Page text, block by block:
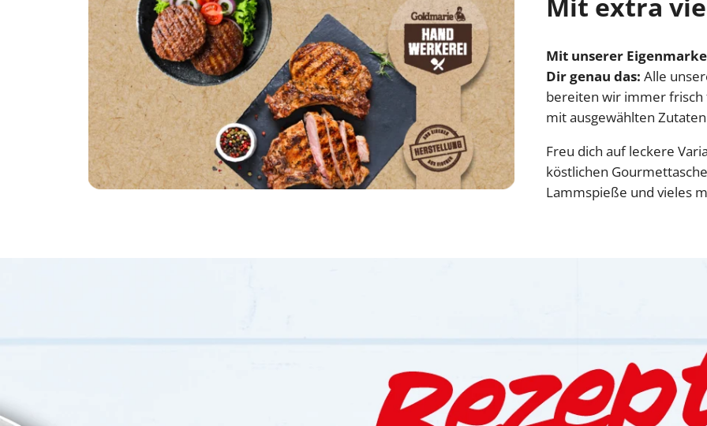
Mit unserer
Dir genau das: Alle
bereiten wir immer frisch
mit ausgewählten
Freu dich auf leckere
köstlichen
Lammspieße und vieles